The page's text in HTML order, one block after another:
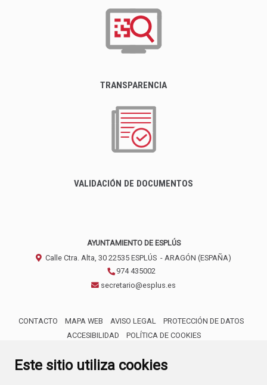
Este sitio utiliza cookies
TRANSPARENCIA
VALIDACIÓN DE DOCUMENTOS
AYUNTAMIENTO DE ESPLÚS
Calle Ctra. Alta, 30 22535 ESPLÚS - ARAGÓN (ESPAÑA)
974 435002
secretario@esplus.es
CONTACTO MAPA WEB AVISO LEGAL
PROTECCIÓN DE DATOS
ACCESIBILIDAD
POLÍTICA DE COOKIES